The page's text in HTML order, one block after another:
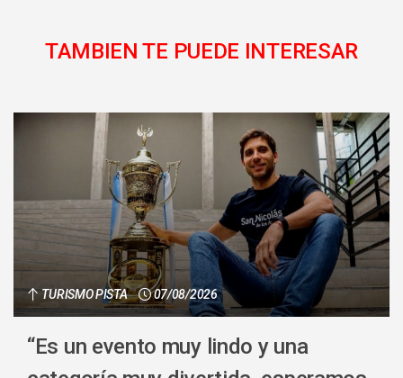
TAMBIEN TE PUEDE INTERESAR
TURISMO PISTA 07/08/2026
“Es un evento muy lindo y una